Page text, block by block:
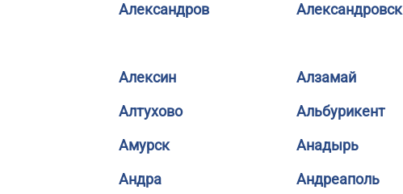
Александров
Александровск
Алексин
Алзамай
Алтухово
Альбурикент
Амурск
Анадырь
Андра
Андреаполь